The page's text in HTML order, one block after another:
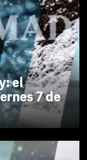
el
7 de